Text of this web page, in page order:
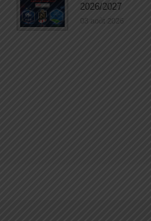
2026/2027
03 août 2026